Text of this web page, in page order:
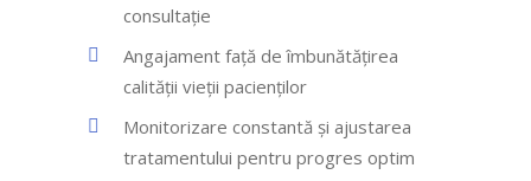
consultație
Angajament față de îmbunătățirea
calității vieții pacienților
Monitorizare constantă și ajustarea
tratamentului pentru progres optim